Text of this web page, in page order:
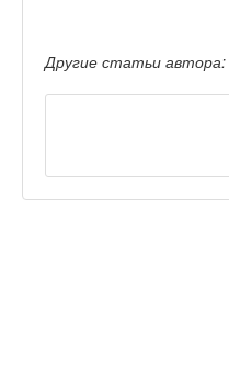
Другие статьи автора: